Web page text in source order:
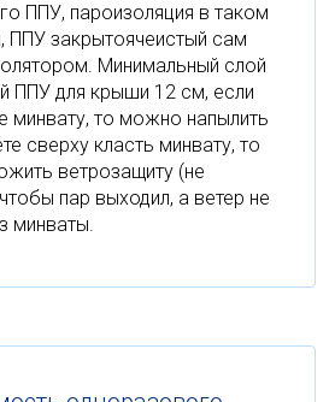
ППУ, пароизоляция в таком
ППУ закрытоячеистый сам
Минимальный слой
ППУ для крыши 12 см, если
минвату, то можно напылить
сверху класть минвату, то
ветрозащиту (не
пар выходил, а ветер не
минваты.